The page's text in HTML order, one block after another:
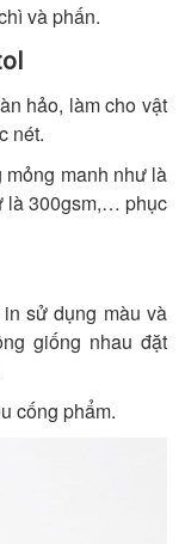
và phấn.
hảo, làm cho vật
nét.
manh như là
là 300gsm,… phục
sử dụng màu và
giống nhau đặt
cống phẩm.